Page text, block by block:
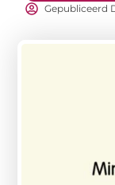
Gepubliceerd